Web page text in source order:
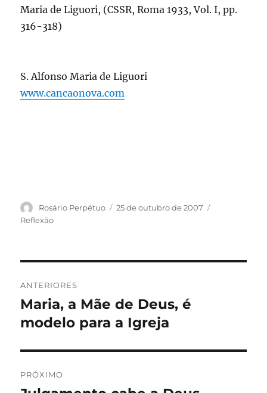
Maria de Liguori, (CSSR, Roma 1933, Vol. I, pp.
316-318)
S. Alfonso Maria de Liguori
www.cancaonova.com
Autor
Rosário Perpétuo
Publicado
25 de outubro de 2007
Reflexão
de
Post
ANTERIORES
Post
anterior:
Maria, a Mãe de Deus, é
modelo para a Igreja
PRÓXIMO